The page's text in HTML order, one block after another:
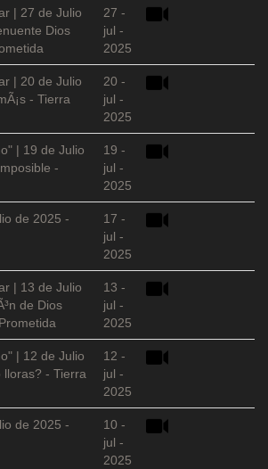
| 27 de Julio
Dios
27 -
jul -
2025
| 20 de Julio
- Tierra
20 -
jul -
2025
| 19 de Julio
-
19 -
jul -
2025
de 2025 -
17 -
jul -
2025
| 13 de Julio
de Dios
13 -
jul -
2025
| 12 de Julio
- Tierra
12 -
jul -
2025
de 2025 -
10 -
jul -
2025